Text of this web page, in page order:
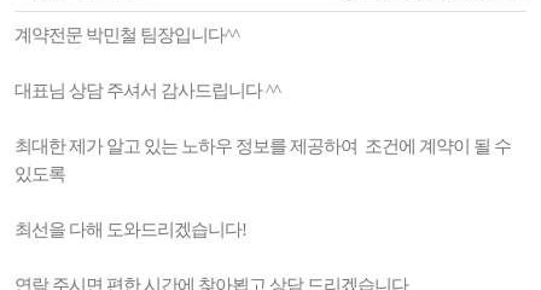
계약전문 박민철 팀장입니다^^
대표님 상담 주셔서 감사드립니다 ^^
최대한 제가 알고 있는 노하우 정보를 제공하여 조건에 계약이 될 수
있도록
최선을 다해 도와드리겠습니다!
연락 주시면 편한 시간에 찾아뵙고 상담 드리겠습니다